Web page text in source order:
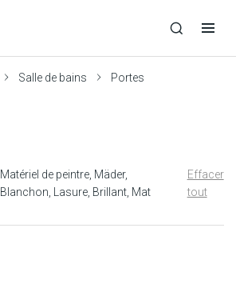
Salle de bains Portes
Matériel de peintre Mäder
Blanchon
Lasure Brillant Mat
Effacer
tout